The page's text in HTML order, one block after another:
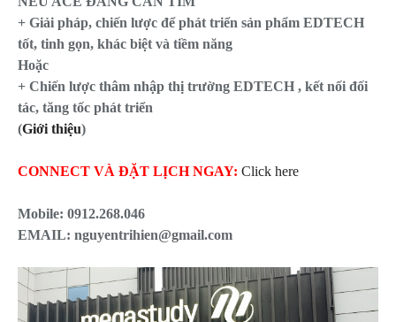
+ Giải pháp, chiến lược để phát triển sản phẩm EDTECH
tốt, tinh gọn, khác biệt và tiềm năng
Hoặc
+ Chiến lược thâm nhập thị trường EDTECH , kết nối đối
tác, tăng tốc phát triển
(Giới thiệu)
CONNECT VÀ ĐẶT LỊCH NGAY: Click here
Mobile: 0912.268.046
EMAIL: nguyentrihien@gmail.com